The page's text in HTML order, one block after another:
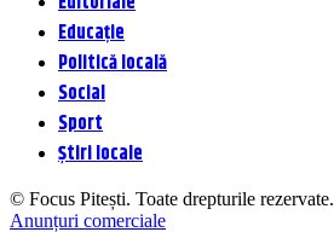
Educație
Politică locală
Social
Sport
Știri locale
© Focus Pitești. Toate drepturile rezervate.
Anunțuri comerciale